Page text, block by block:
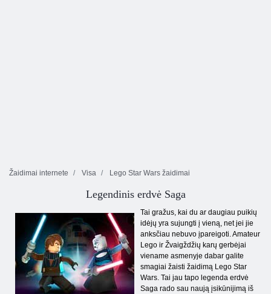
Žaidimai internete Visa Lego Star Wars žaidimai
Legendinis erdvė Saga
Tai gražus, kai du ar daugiau puikių
idėjų yra sujungti į vieną, net jei jie
anksčiau nebuvo įpareigoti. Amateur
Lego ir Žvaigždžių karų gerbėjai
viename asmenyje dabar galite
smagiai žaisti žaidimą Lego Star
Wars. Tai jau tapo legenda erdvė
Saga rado sau naują įsikūnijimą iš